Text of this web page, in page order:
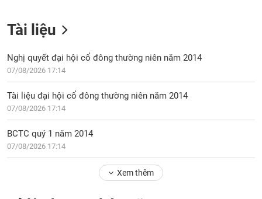
Tài liệu
Nghị quyết đại hội cổ đông thường niên năm 2014
07/08/2026 17:14
Tài liệu đại hội cổ đông thường niên năm 2014
07/08/2026 17:14
BCTC quý 1 năm 2014
07/08/2026 17:14
Xem thêm